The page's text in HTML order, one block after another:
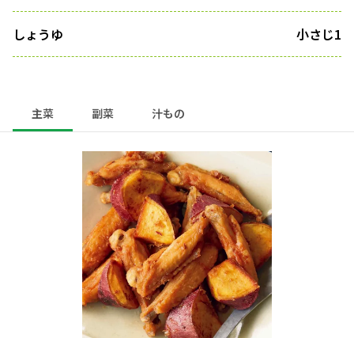
しょうゆ 小さじ1
主菜 副菜 汁もの